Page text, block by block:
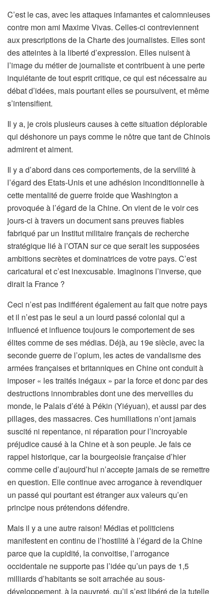
C’est le cas, avec les attaques infamantes et calomnieuses
contre mon ami Maxime Vivas. Celles-ci contreviennent
aux prescriptions de la Charte des journalistes. Elles sont
des atteintes à la liberté d’expression. Elles nuisent à
l’image du métier de journaliste et contribuent à une perte
inquiétante de tout esprit critique, ce qui est nécessaire au
débat d’idées, mais pourtant elles se poursuivent, et même
s’intensifient.
Il y a, je crois plusieurs causes à cette situation déplorable
qui déshonore un pays comme le nôtre que tant de Chinois
admirent et aiment.
Il y a d’abord dans ces comportements, de la servilité à
l’égard des Etats-Unis et une adhésion inconditionnelle à
cette mentalité de guerre froide que Washington a
provoquée à l’égard de la Chine. On vient de le voir ces
jours-ci à travers un document sans preuves fiables
fabriqué par un Institut militaire français de recherche
stratégique lié à l’OTAN sur ce que serait les supposées
ambitions secrètes et dominatrices de votre pays. C’est
caricatural et c’est inexcusable. Imaginons l’inverse, que
dirait la France ?
Ceci n’est pas indifférent également au fait que notre pays
et il n’est pas le seul a un lourd passé colonial qui a
influencé et influence toujours le comportement de ses
élites comme de ses médias. Déjà, au 19e siècle, avec la
seconde guerre de l’opium, les actes de vandalisme des
armées françaises et britanniques en Chine ont conduit à
imposer « les traités inégaux » par la force et donc par des
destructions innombrables dont une des merveilles du
monde, le Palais d’été à Pékin (Yiéyuan), et aussi par des
pillages, des massacres. Ces humiliations n’ont jamais
suscité ni repentance, ni réparation pour l’incroyable
préjudice causé à la Chine et à son peuple. Je fais ce
rappel historique, car la bourgeoisie française d’hier
comme celle d’aujourd’hui n’accepte jamais de se remettre
en question. Elle continue avec arrogance à revendiquer
un passé qui pourtant est étranger aux valeurs qu’en
principe nous prétendons défendre.
Mais il y a une autre raison! Médias et politiciens
manifestent en continu de l’hostilité à l’égard de la Chine
parce que la cupidité, la convoitise, l’arrogance
occidentale ne supporte pas l’idée qu’un pays de 1,5
milliards d’habitants se soit arrachée au sous-
développement, à la pauvreté, qu’il s’est libéré de la tutelle